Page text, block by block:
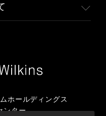
ホールディングス
ンター